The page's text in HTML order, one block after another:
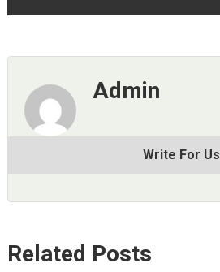
Admin
Write For Us
Related Posts